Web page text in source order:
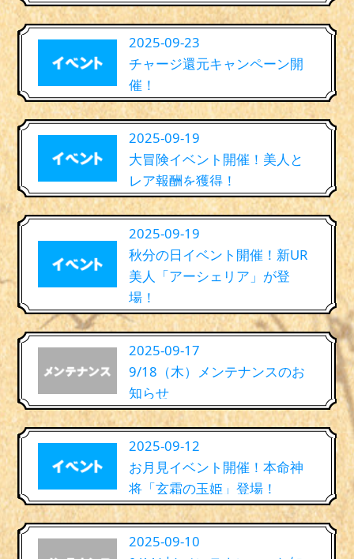
2025-09-23
チャージ還元キャンペーン開
催！
2025-09-19
大冒険イベント開催！美人と
レア報酬を獲得！
2025-09-19
秋分の日イベント開催！新UR
美人「アーシェリア」が登
場！
2025-09-17
9/18（木）メンテナンスのお
知らせ
2025-09-12
お月見イベント開催！本命神
将「玄霜の玉姫」登場！
2025-09-10